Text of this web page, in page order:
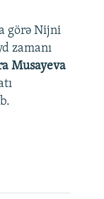
görə Nijni
zamanı
Musayeva